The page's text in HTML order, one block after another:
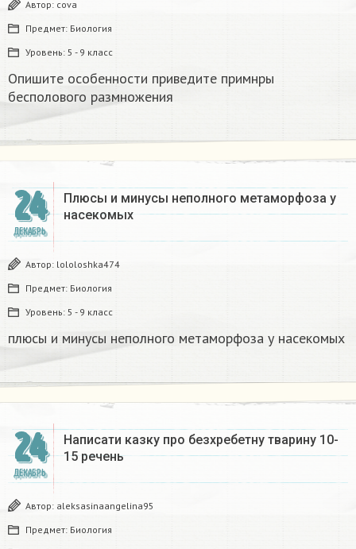
Автор: covа
Предмет: Биология
Уровень: 5 - 9 класс
Опишите особенности приведите примнры
бесполового размножения
24
ДЕКАБРЬ
Плюсы и минусы неполного метаморфоза у
насекомых​
Автор: lololoshka474
Предмет: Биология
Уровень: 5 - 9 класс
плюсы и минусы неполного метаморфоза у насекомых​
24
ДЕКАБРЬ
Написати казку про безхребетну тварину 10-
15 речень​
Автор: aleksasinaangelina95
Предмет: Биология